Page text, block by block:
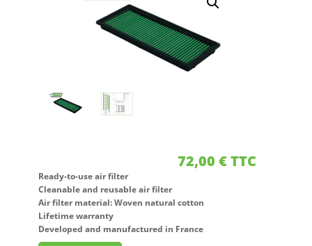
72,00€TTC
Ready-to-use air filter
Cleanable and reusable air filter
Air filter material: Woven natural cotton
Lifetime warranty
Developed and manufactured in France